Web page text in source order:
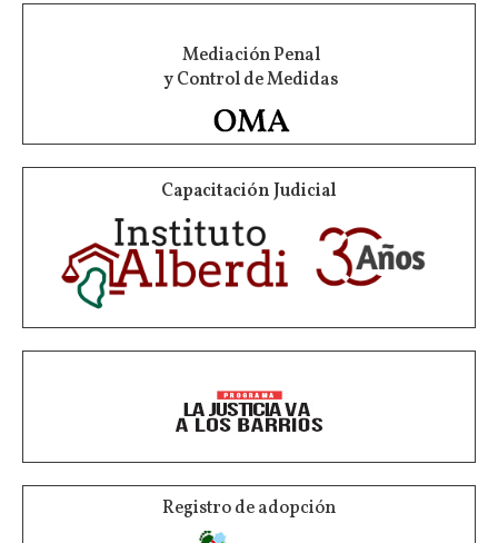
Mediación Penal
y Control de Medidas
Capacitación Judicial
Registro de adopción